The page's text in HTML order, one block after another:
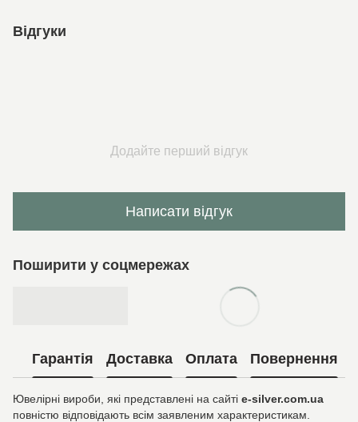
Відгуки
Додайте перший відгук
Написати відгук
Поширити у соцмережах
Гарантія Доставка Оплата Повернення
Ювелірні вироби, які представлені на сайті e-silver.com.ua
повністю відповідають всім заявленим характеристикам.